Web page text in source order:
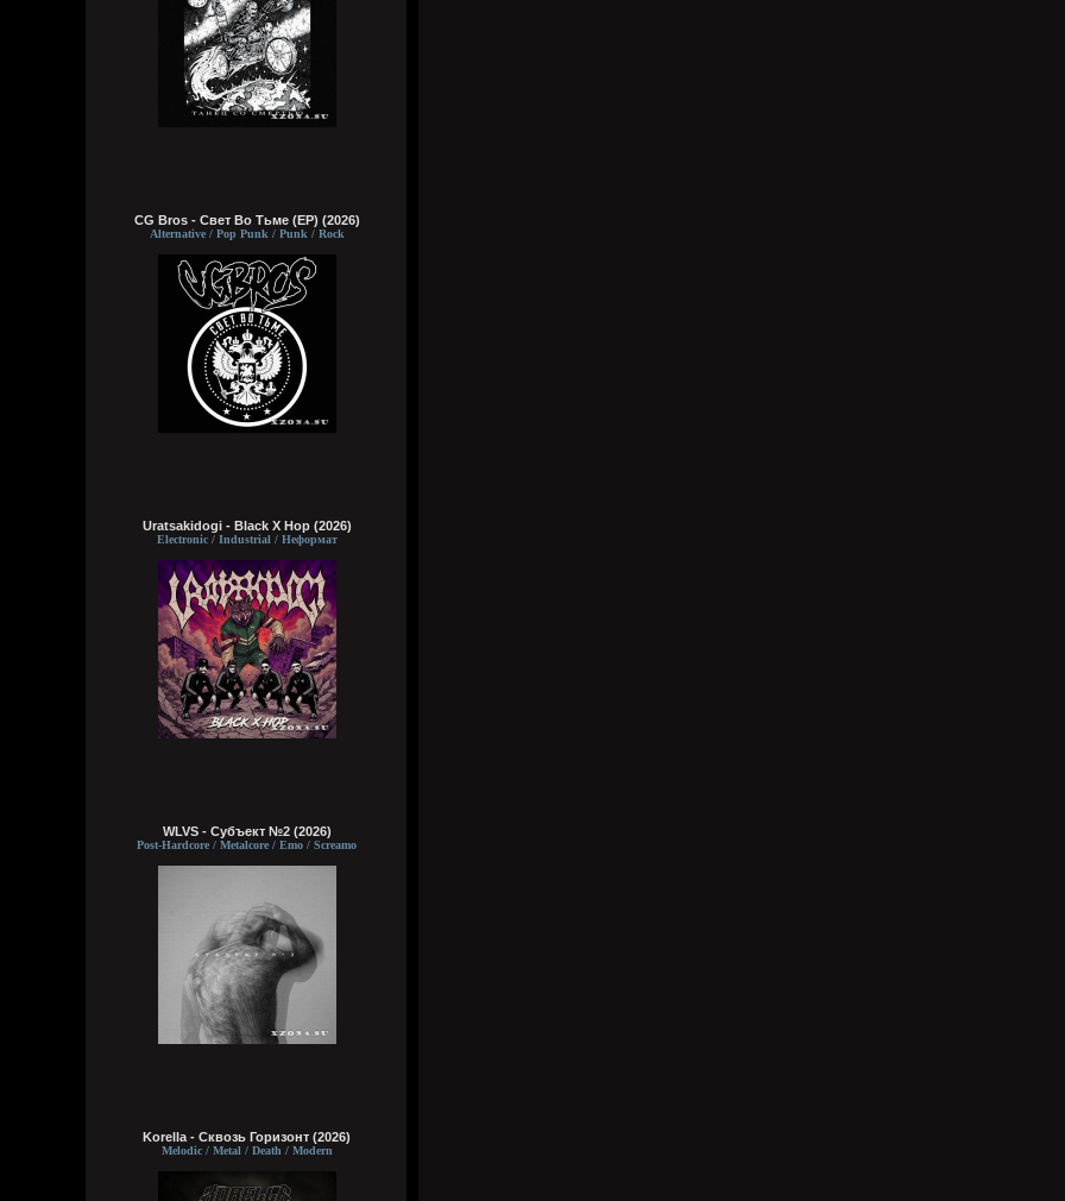
CG Bros - Свет Во Тьме (EP) (2026)
Alternative / Pop Punk / Punk / Rock
Uratsakidogi - Black X Hop (2026)
Electronic / Industrial / Неформат
WLVS - Субъект №2 (2026)
Post-Hardcore / Metalcore / Emo / Screamo
Korella - Сквозь Горизонт (2026)
Melodic / Metal / Death / Modern